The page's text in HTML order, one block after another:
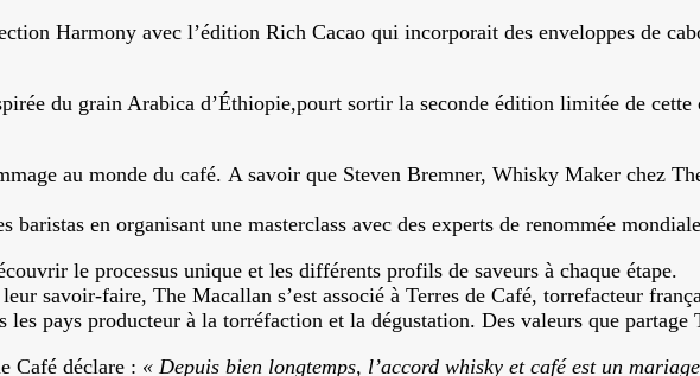
Harmony avec l’édition Rich Cacao qui incorporait des enveloppes de
du grain Arabica d’Éthiopie,pourt sortir la seconde édition limitée de
au monde du café. A savoir que Steven Bremner, Whisky Maker chez
baristas en organisant une masterclass avec des experts de renommée
le processus unique et les différents profils de saveurs à chaque étape.
savoir-faire, The Macallan s’est associé à Terres de Café, torrefacteur
pays producteur à la torréfaction et la dégustation. Des valeurs que
Café déclare : « Depuis bien longtemps, l’accord whisky et café est un